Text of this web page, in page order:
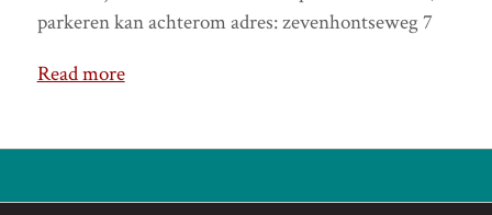
parkeren kan achterom adres: zevenhontseweg 7
Read more